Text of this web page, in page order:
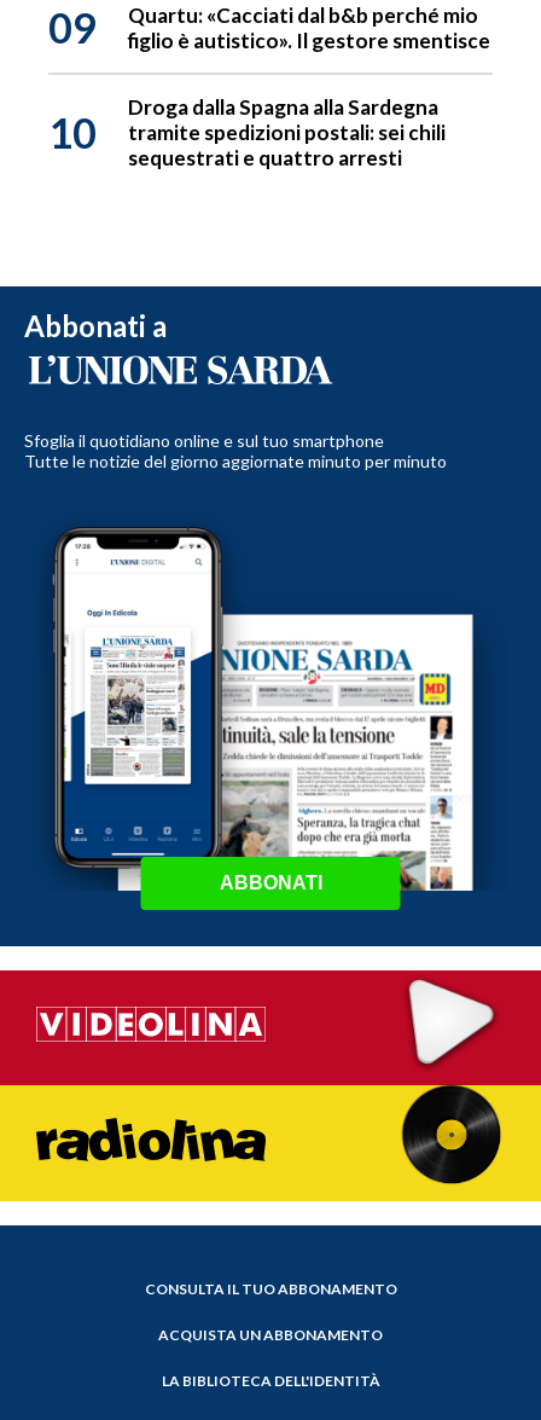
09
Quartu: «Cacciati dal b&b perché mio
figlio è autistico». Il gestore smentisce
10
Droga dalla Spagna alla Sardegna
tramite spedizioni postali: sei chili
sequestrati e quattro arresti
Abbonati a
Sfoglia il quotidiano online e sul tuo smartphone
Tutte le notizie del giorno aggiornate minuto per minuto
ABBONATI
CONSULTA IL TUO ABBONAMENTO
ACQUISTA UN ABBONAMENTO
LA BIBLIOTECA DELL'IDENTITÀ